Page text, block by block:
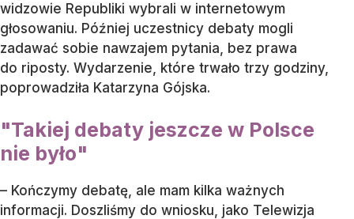
widzowie Republiki wybrali w internetowym
głosowaniu. Później uczestnicy debaty mogli
zadawać sobie nawzajem pytania, bez prawa
do riposty. Wydarzenie, które trwało trzy godziny,
poprowadziła Katarzyna Gójska.
"Takiej debaty jeszcze w Polsce
nie było"
– Kończymy debatę, ale mam kilka ważnych
informacji. Doszliśmy do wniosku, jako Telewizja